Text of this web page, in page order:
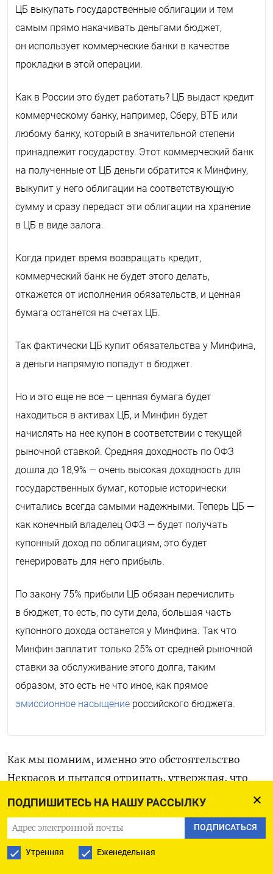
ЦБ выкупать государственные облигации и тем
самым прямо накачивать деньгами бюджет,
он использует коммерческие банки в качестве
прокладки в этой операции.
Как в России это будет работать? ЦБ выдаст кредит
коммерческому банку, например, Сберу, ВТБ или
любому банку, который в значительной степени
принадлежит государству. Этот коммерческий банк
на полученные от ЦБ деньги обратится к Минфину,
выкупит у него облигации на соответствующую
сумму и сразу передаст эти облигации на хранение
в ЦБ в виде залога.
Когда придет время возвращать кредит,
коммерческий банк не будет этого делать,
откажется от исполнения обязательств, и ценная
бумага останется на счетах ЦБ.
Так фактически ЦБ купит обязательства у Минфина,
а деньги напрямую попадут в бюджет.
Но и это еще не все — ценная бумага будет
находиться в активах ЦБ, и Минфин будет
начислять на нее купон в соответствии с текущей
рыночной ставкой. Средняя доходность по ОФЗ
дошла до 18,9% — очень высокая доходность для
государственных бумаг, которые исторически
считались всегда самыми надежными. Теперь ЦБ —
как конечный владелец ОФЗ — будет получать
купонный доход по облигациям, это будет
генерировать для него прибыль.
По закону 75% прибыли ЦБ обязан перечислить
в бюджет, то есть, по сути дела, большая часть
купонного дохода останется у Минфина. Так что
Минфин заплатит только 25% от средней рыночной
ставки за обслуживание этого долга, таким
образом, это есть не что иное, как прямое
эмиссионное насыщение российского бюджета.
Как мы помним, именно это обстоятельство
Некрасов и пытался отрицать, утверждая, что
экономика России так насыщена свободными
проблем продать любую эмиссию облигаций
федерального займа. Кстати, если бы Некрасов
ПОДПИШИТЕСЬ НА НАШУ РАССЫЛКУ
ПОДПИСАТЬСЯ
Утренняя Еженедельная